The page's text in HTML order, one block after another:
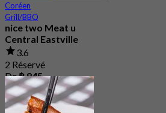
Coréen
Grill/BBQ
nice two Meat u
Central Eastville
3.6
2 Réservé
De฿ 845